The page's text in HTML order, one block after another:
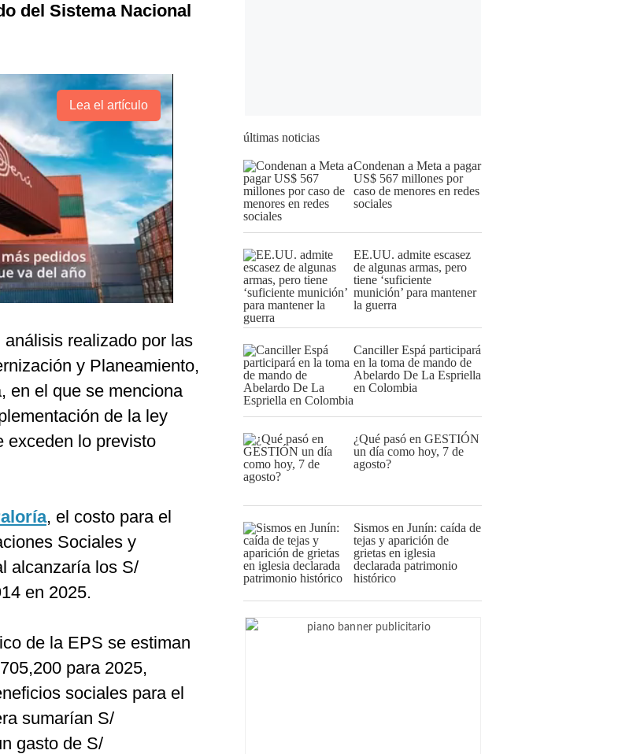
del Sistema Nacional
Lea el artículo
realizado por las
y Planeamiento,
en el que se menciona
de la ley
exceden lo previsto
, el costo para el
Sociales y
alcanzaría los S/
en 2025.
de la EPS se estiman
para 2025,
sociales para el
sumarían S/
gasto de S/
últimas noticias
Condenan a Meta a pagar
US$ 567 millones por
caso de menores en redes
sociales
EE.UU. admite escasez
de algunas armas, pero
tiene ‘suficiente
munición’ para mantener
la guerra
Canciller Espá participará
en la toma de mando de
Abelardo De La Espriella
en Colombia
¿Qué pasó en GESTIÓN
un día como hoy, 7 de
agosto?
Sismos en Junín: caída de
tejas y aparición de
grietas en iglesia
declarada patrimonio
histórico